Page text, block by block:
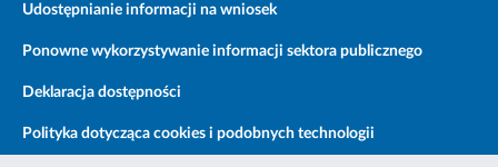
Udostępnianie informacji na wniosek
Ponowne wykorzystywanie informacji sektora publicznego
Deklaracja dostępności
Polityka dotycząca cookies i podobnych technologii